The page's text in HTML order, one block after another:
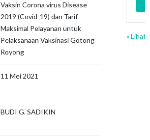
Vaksin Corona virus Disease
2019 (Covid-19) dan Tarif
Maksimal Pelayanan untuk
Pelaksanaan Vaksinasi Gotong
Royong
11 Mei 2021
BUDI G. SADIKIN
« Lihat